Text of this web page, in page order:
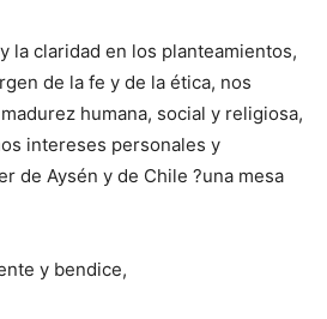
la claridad en los planteamientos,
de la fe y de la ética, nos
humana, social y religiosa,
intereses personales y
de Aysén y de Chile ?una mesa
y bendice,